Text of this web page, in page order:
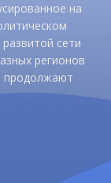
на
сети
регионов
продолжают